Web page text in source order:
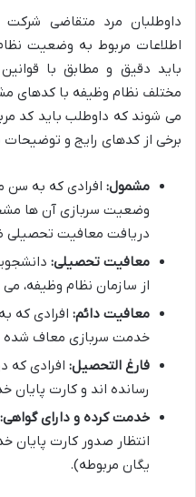
داوطلبان مرد متقاضی شرکت
اطلاعات مربوط به وضعیت
باید دقیق و مطابق با
مختلف نظام وظیفه با کدهای
می شوند که داوطلب باید کد
برخی از کدهای رایج و توضیحات
مشمول: افرادی که به سن
وضعیت سربازی آن ها
دریافت معافیت
معافیت تحصیلی:
از سازمان نظام وظیفه،
معافیت دائم: افرادی که
خدمت سربازی معاف شده
فارغ التحصیل: افرادی که
رسانده اند و کارت پایان
خدمت کرده و دارای گواهی:
انتظار صدور کارت پایان
یگان مربوطه).